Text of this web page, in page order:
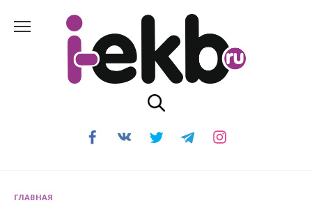
содержанию
ГЛАВНАЯ